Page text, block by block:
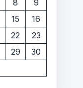
8
9
15
16
22
23
29
30